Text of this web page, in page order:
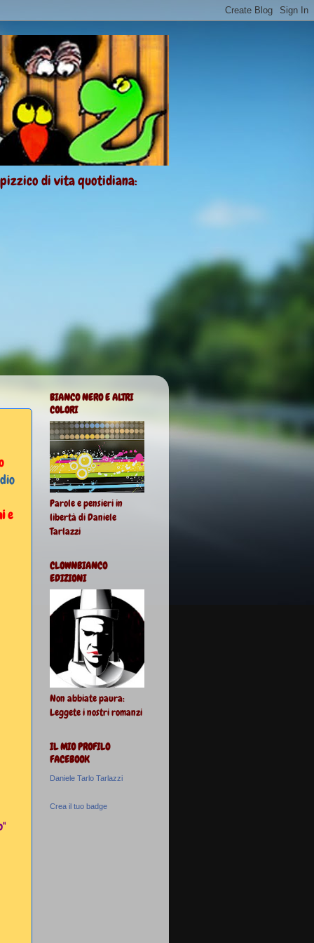
pizzico di vita quotidiana:
e
BIANCO NERO E ALTRI
COLORI
Parole e pensieri in
libertà di Daniele
Tarlazzi
CLOWNBIANCO
EDIZIONI
Non abbiate paura:
Leggete i nostri romanzi
IL MIO PROFILO
FACEBOOK
Daniele Tarlo Tarlazzi
Crea il tuo badge